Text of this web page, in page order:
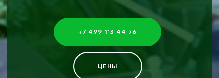
+7 499 113 44 76
ЦЕНЫ